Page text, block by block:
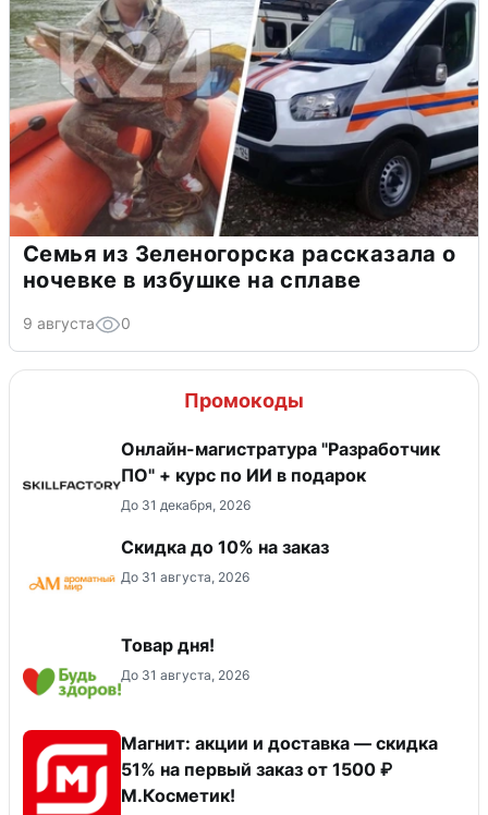
Семья из Зеленогорска рассказала о
ночевке в избушке на сплаве
9 августа 0
Промокоды
Онлайн-магистратура "Разработчик
ПО" + курс по ИИ в подарок
До 31 декабря, 2026
Скидка до 10% на заказ
До 31 августа, 2026
Товар дня!
До 31 августа, 2026
Магнит: акции и доставка — скидка
51% на первый заказ от 1500 ₽
М.Косметик!